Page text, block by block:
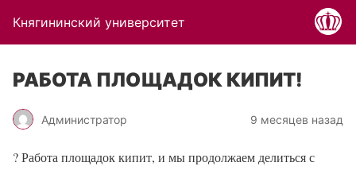
Княгининский университет
РАБОТА ПЛОЩАДОК КИПИТ!
Администратор 9 месяцев назад
?Работа площадок кипит, и мы продолжаем делиться с